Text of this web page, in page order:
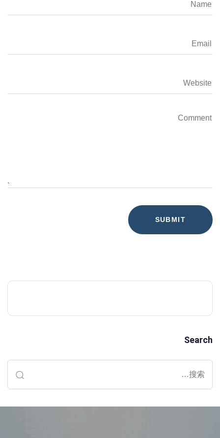
Search